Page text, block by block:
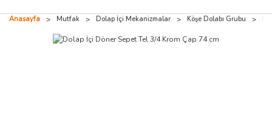
Anasayfa Mutfak Dolap İçi Mekanizmalar Köşe Dolabı Grubu